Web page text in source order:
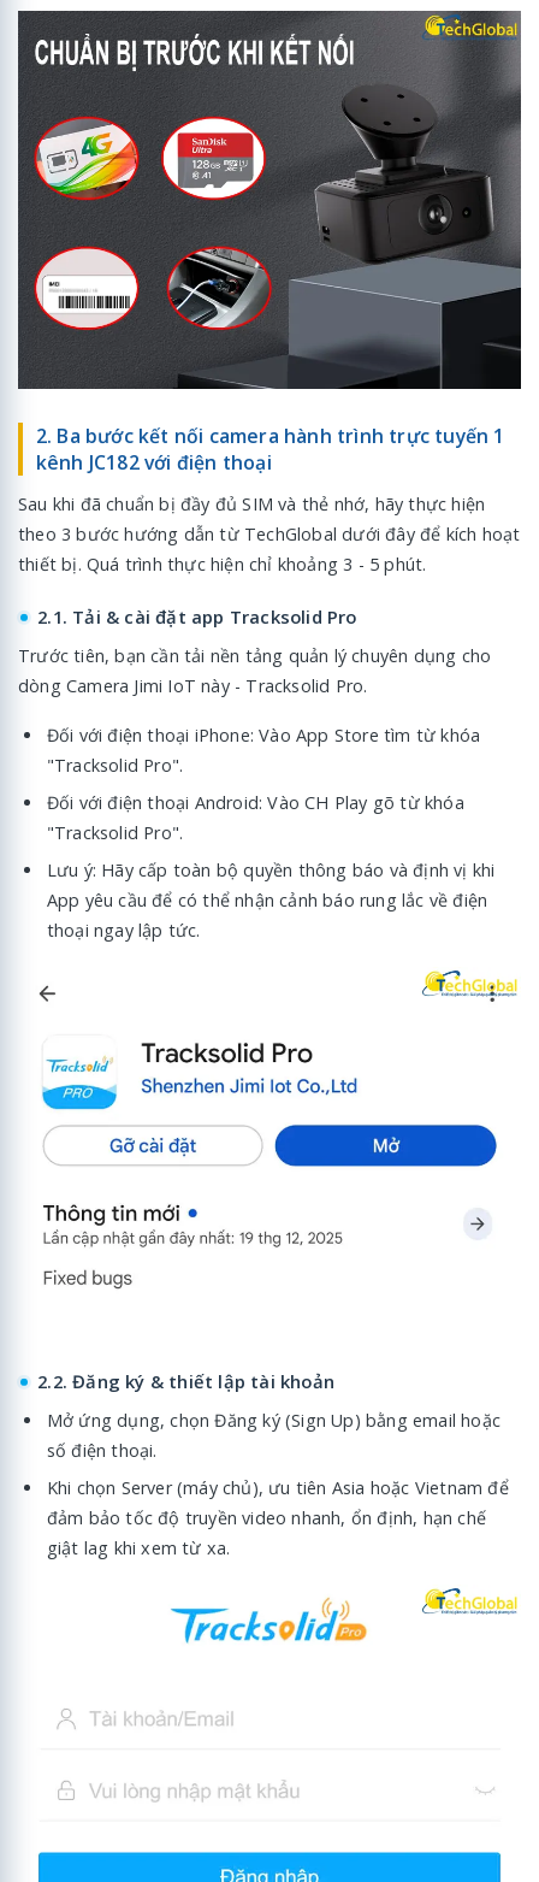
2. Ba bước kết nối camera hành trình trực tuyến 1
kênh JC182 với điện thoại
Sau khi đã chuẩn bị đầy đủ SIM và thẻ nhớ, hãy thực hiện
theo 3 bước hướng dẫn từ TechGlobal dưới đây để kích hoạt
thiết bị. Quá trình thực hiện chỉ khoảng 3 - 5 phút.
2.1. Tải & cài đặt app Tracksolid Pro
Trước tiên, bạn cần tải nền tảng quản lý chuyên dụng cho
dòng Camera Jimi IoT này - Tracksolid Pro.
Đối với điện thoại iPhone: Vào App Store tìm từ khóa
"Tracksolid Pro".
Đối với điện thoại Android: Vào CH Play gõ từ khóa
"Tracksolid Pro".
Lưu ý: Hãy cấp toàn bộ quyền thông báo và định vị khi
App yêu cầu để có thể nhận cảnh báo rung lắc về điện
thoại ngay lập tức.
2.2. Đăng ký & thiết lập tài khoản
Mở ứng dụng, chọn Đăng ký (Sign Up) bằng email hoặc
số điện thoại.
Khi chọn Server (máy chủ), ưu tiên Asia hoặc Vietnam để
đảm bảo tốc độ truyền video nhanh, ổn định, hạn chế
giật lag khi xem từ xa.